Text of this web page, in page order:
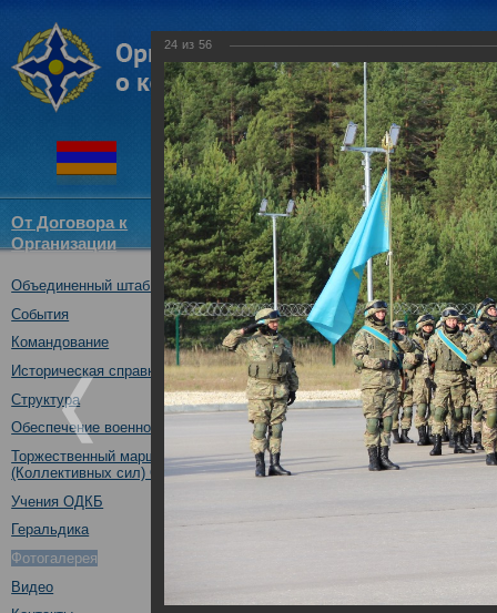
От Договора к
Организации
Структура
ОДКБ
Новости
Объединенный штаб ОДКБ
События
Командование
Историческая справка
Структура
Обеспечение военной безопасности
Торжественный марш Войск
(Коллективных сил) ОДКБ
Учения ОДКБ
Геральдика
Фотогалерея
Видео
совместное учение с КСОР
"Мулино", Нижегородская
16.10.2019
24 из 56